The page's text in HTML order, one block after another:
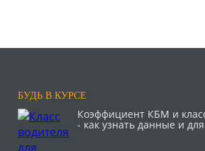
БУДЬ В КУРСЕ
Коэффициент КБМ и
- как узнать данные и